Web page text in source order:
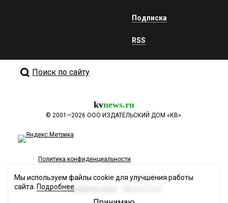
Подписка
RSS
Поиск по сайту
kvnews.ru
© 2001—2026 ООО ИЗДАТЕЛЬСКИЙ ДОМ «КВ».
Политика конфиденциальности
Разработка сайта
Мы используем файлы cookie для улучшения работы
сайта. Подробнее